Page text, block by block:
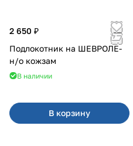
2 650 ₽
Подлокотник на ШЕВРОЛЕ-
н/о кожзам
В наличии
В корзину